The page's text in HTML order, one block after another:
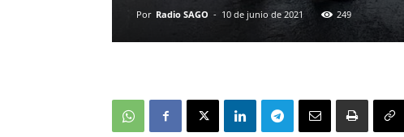
Por Radio SAGO - 10 de junio de 2021 249